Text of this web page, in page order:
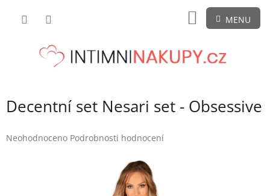
NÁKUPNÍ
KOŠÍK
Decentní set Nesari set - Obsessive
Průměrné
Neohodnoceno Podrobnosti hodnocení